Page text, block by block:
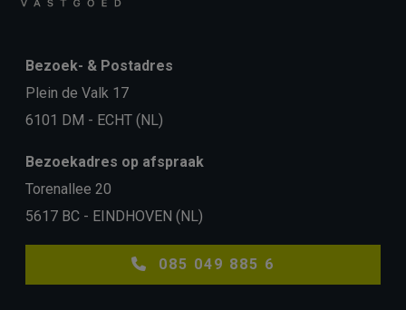
Bezoek- & Postadres
Plein de Valk 17
6101 DM - ECHT (NL)
Bezoekadres op afspraak
Torenallee 20
5617 BC - EINDHOVEN (NL)
085 049 885 6